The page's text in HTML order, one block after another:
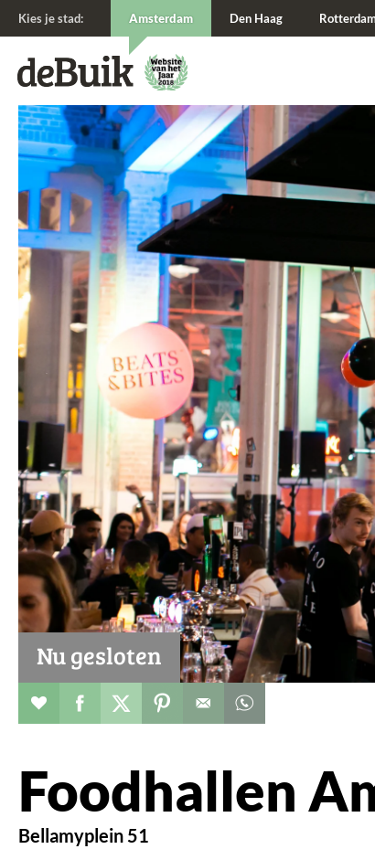
Nu gesloten
Restaurant toevoegen aan favorieten
Deel dit op facebook
Deel dit op twitter
Deel dit op pinterest
Foodhallen
Bellamyplein 51
Kies je stad: Amsterdam Den Haag
De Buik van {city: city}
De Buik